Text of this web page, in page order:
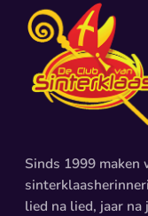
Sinds 1999 maken
lied na lied, jaar na